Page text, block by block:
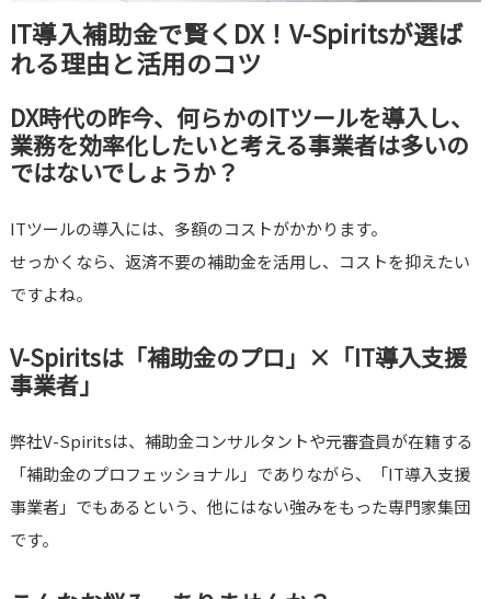
IT導入補助金で賢くDX！V-Spiritsが選ば
れる理由と活用のコツ
DX時代の昨今、何らかのITツールを導入し、
業務を効率化したいと考える事業者は多いの
ではないでしょうか？
ITツールの導入には、多額のコストがかかります。
せっかくなら、返済不要の補助金を活用し、コストを抑えたい
ですよね。
V-Spiritsは「補助金のプロ」×「IT導入支援
事業者」
弊社V-Spiritsは、補助金コンサルタントや元審査員が在籍する
「補助金のプロフェッショナル」でありながら、「IT導入支援
事業者」でもあるという、他にはない強みをもった専門家集団
です。